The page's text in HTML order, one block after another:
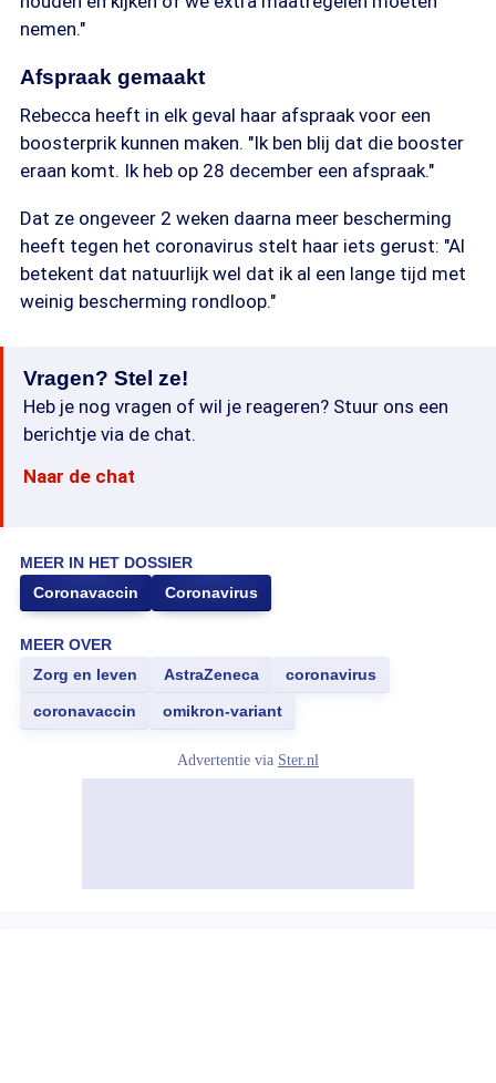
nemen."
Afspraak gemaakt
Rebecca heeft in elk geval haar afspraak voor een
boosterprik kunnen maken. "Ik ben blij dat die booster
eraan komt. Ik heb op 28 december een afspraak."
Dat ze ongeveer 2 weken daarna meer bescherming
heeft tegen het coronavirus stelt haar iets gerust: "Al
betekent dat natuurlijk wel dat ik al een lange tijd met
weinig bescherming rondloop."
Vragen? Stel ze!
Heb je nog vragen of wil je reageren? Stuur ons een
berichtje via de chat.
Naar de chat
MEER IN HET DOSSIER
Coronavaccin
Coronavirus
MEER OVER
Zorg en leven
AstraZeneca coronavirus
coronavaccin omikron-variant
Advertentie via Ster.nl